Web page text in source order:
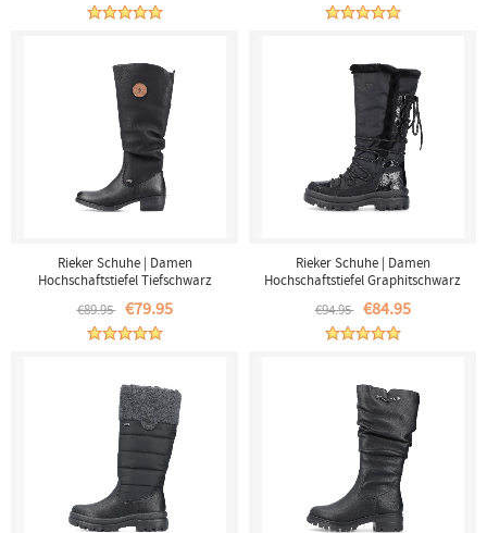
Rieker Schuhe | Damen
Hochschaftstiefel Tiefschwarz
€89.95 €79.95
Rieker Schuhe | Damen
Hochschaftstiefel Graphitschwarz
€94.95 €84.95